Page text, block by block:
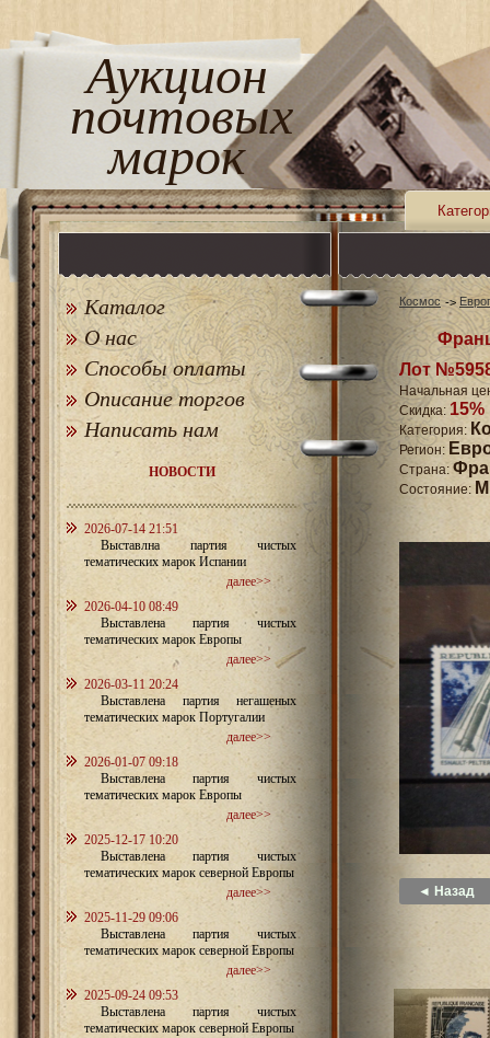
Аукцион
почтовых
марок
Каталог
О нас
Способы оплаты
Описание торгов
Написать нам
НОВОСТИ
2026-07-14 21:51
Выставлна партия чистых
тематических марок Испании
далее>>
2026-04-10 08:49
Выставлена партия чистых
тематических марок Европы
далее>>
2026-03-11 20:24
Выставлена партия негашеных
тематических марок Португалии
далее>>
2026-01-07 09:18
Выставлена партия чистых
тематических марок Европы
далее>>
2025-12-17 10:20
Выставлена партия чистых
тематических марок северной Европы
далее>>
2025-11-29 09:06
Выставлена партия чистых
тематических марок северной Европы
далее>>
2025-09-24 09:53
Выставлена партия чистых
тематических марок северной Европы
Космос
Лот
Начальная
Скидка: 15%
Категория:
Регион:
Страна:
Состояние:
◄ Назад